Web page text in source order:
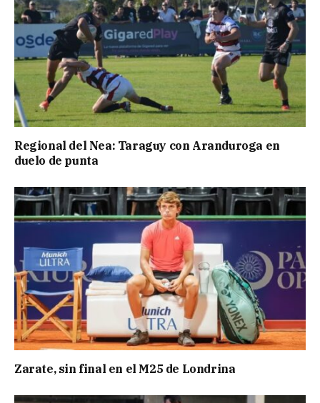
Regional del Nea: Taraguy con Aranduroga en
duelo de punta
Zarate, sin final en el M25 de Londrina